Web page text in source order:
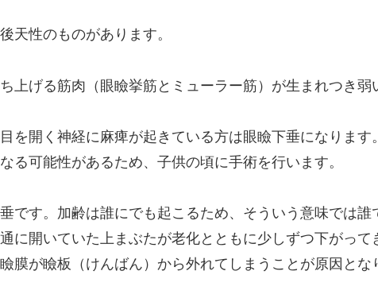
天性のものがあります。
上げる筋肉（眼瞼挙筋とミューラー筋）が生まれつき弱
を開く神経に麻痺が起きている方は眼瞼下垂になります。
る可能性があるため、子供の頃に手術を行います。
です。加齢は誰にでも起こるため、そういう意味では誰
に開いていた上まぶたが老化とともに少しずつ下がって
膜が瞼板（けんばん）から外れてしまうことが原因とな